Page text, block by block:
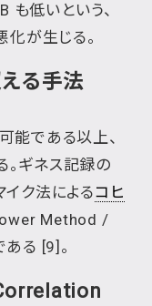
も低いという、
が生じる。
る手法
能である以上、
ギネス記録の
ク法によるコヒ
Method /
る [9]。